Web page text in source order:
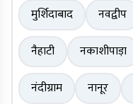
मुर्शिदाबाद
नवद्वीप
नैहाटी
नकाशीपाड़ा
नंदीग्राम
नानूर